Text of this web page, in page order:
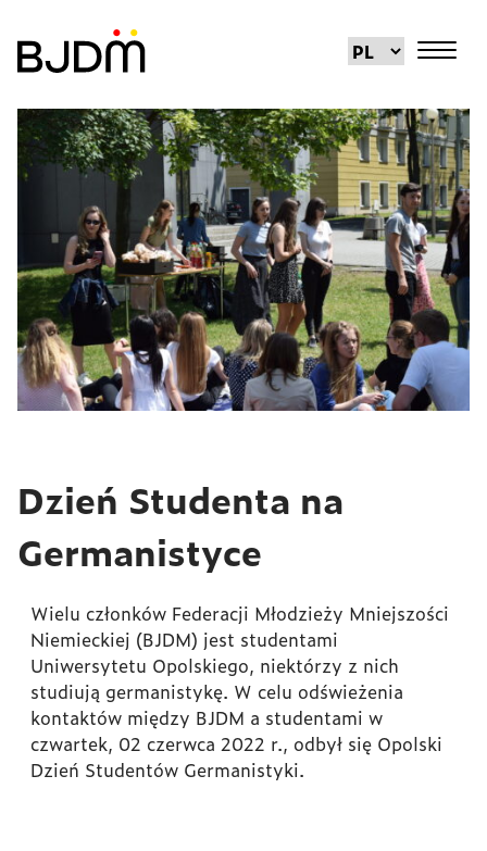
Dzień Studenta na
Germanistyce
Wielu członków Federacji Młodzieży Mniejszości
Niemieckiej (BJDM) jest studentami
Uniwersytetu Opolskiego, niektórzy z nich
studiują germanistykę. W celu odświeżenia
kontaktów między BJDM a studentami w
czwartek, 02 czerwca 2022 r., odbył się Opolski
Dzień Studentów Germanistyki.